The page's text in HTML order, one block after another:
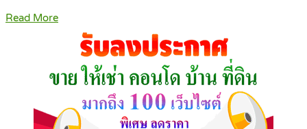
Read More